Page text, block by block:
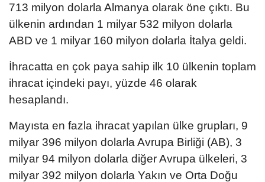
713 milyon dolarla Almanya olarak öne çıktı. Bu
ülkenin ardından 1 milyar 532 milyon dolarla
ABD ve 1 milyar 160 milyon dolarla İtalya geldi.
İhracatta en çok paya sahip ilk 10 ülkenin toplam
ihracat içindeki payı, yüzde 46 olarak
hesaplandı.
Mayısta en fazla ihracat yapılan ülke grupları, 9
milyar 396 milyon dolarla Avrupa Birliği (AB), 3
milyar 94 milyon dolarla diğer Avrupa ülkeleri, 3
milyar 392 milyon dolarla Yakın ve Orta Doğu